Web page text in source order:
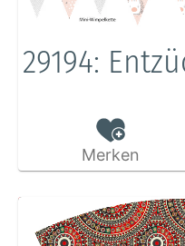
29194:
Merken